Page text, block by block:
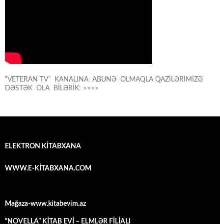
“VETERAN TV” KANALINA ABUNƏ OLMAQLA QAZİLƏRIMİZƏ
DƏSTƏK OLA BİLƏRİK: >>>>
ELEKTRON KİTABXANA
WWW.E-KİTABXANA.COM
Mağaza-www.kitabevim.az
“NOVELLA” KİTAB EVİ – ELMLƏR FİLİALI